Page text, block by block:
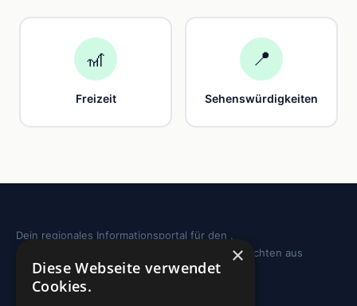
🎢
Freizeit
📍
Sehenswürdigkeiten
Dein regionales Informationsportal für den .
Sehenswürdigkeiten, Ausflugstipps und Geschichten aus
deiner Region.
×
Diese Webseite verwendet
Cookies.